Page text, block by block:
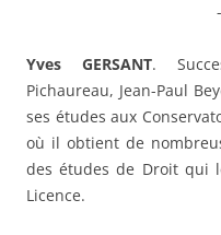
Yves GERSANT.
Pichaureau, Jean-Paul
ses études aux
où il obtient de
des études de Droit qui
Licence.